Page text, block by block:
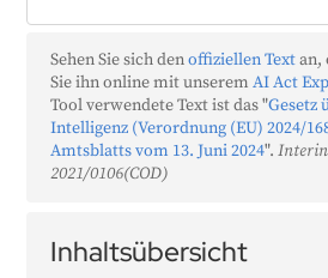
Inhaltsübersicht
Sehen Sie sich denoffiziellen Textan,
Sie ihn online mit unseremAI Act
Tool verwendete Text ist das "Gesetz
Intelligenz (Verordnung (EU) 2024/
Amtsblatts vom 13. Juni 2024".
2021/0106(COD)